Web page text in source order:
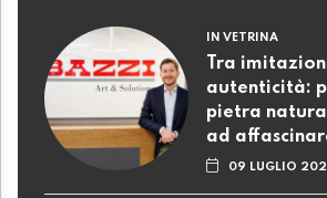
IN VETRINA
Tra
autenticità:
pietra
ad
09 LUGLIO